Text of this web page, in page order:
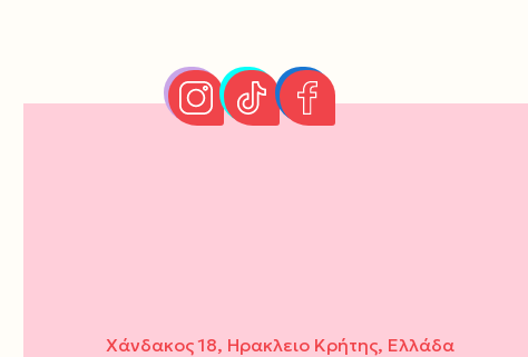
Χάνδακος 18, Ηρακλειο Κρήτης, Ελλάδα